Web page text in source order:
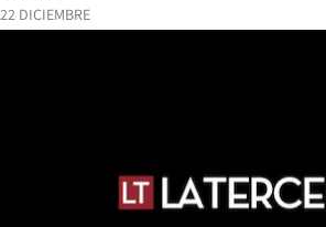
22 DICIEMBRE